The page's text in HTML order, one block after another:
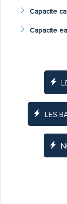
Capacite
Capacite
LES